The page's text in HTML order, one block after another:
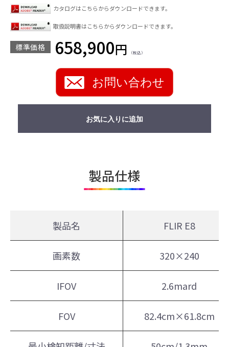
カタログはこちらからダウンロードできます。
取扱説明書はこちらからダウンロードできます。
標準価格 658,900円 （税込）
お問い合わせ
お気に入りに追加
製品仕様
製品名 FLIR E8
画素数 320×240
IFOV 2.6mard
FOV 82.4cm×61.8cm